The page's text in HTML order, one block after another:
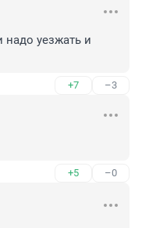
надо уезжать и
+7 –3
+5 –0